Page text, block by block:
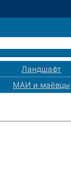
Ландшафт
МАИ и маёвцы